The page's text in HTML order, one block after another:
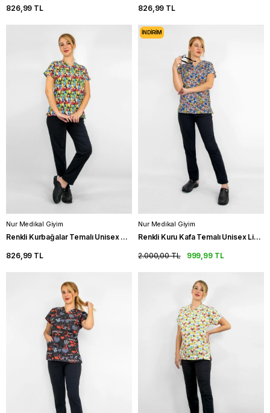
826,99 TL 826,99 TL
Nur Medikal Giyim
Renkli Kurbağalar Temalı Unisex Likralı Hemşire Forma Takımı Scrubs
826,99 TL
Nur Medikal Giyim
Renkli Kuru Kafa Temalı Unisex Likralı Hemşire Forma Takımı Scrubs
999,99 TL
2.000,00 TL
İNDIRIM